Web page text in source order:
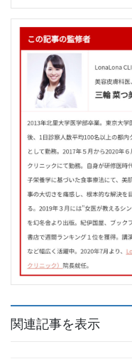
関連記事を表示